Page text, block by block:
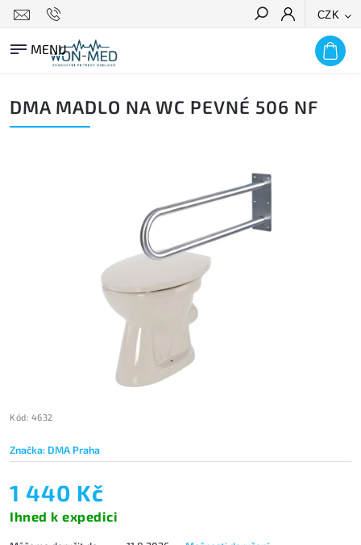
CZK
HLEDAT
DMA MADLO NA WC PEVNÉ 506 NF
Kód: 4632
Značka: DMA Praha
1 440 Kč
Ihned k expedici